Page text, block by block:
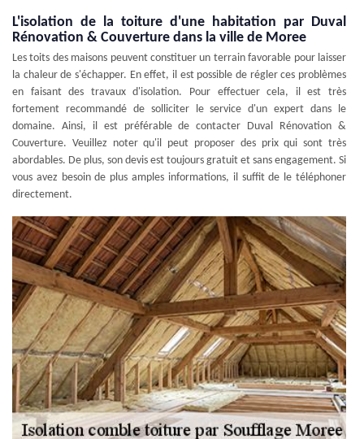
L'isolation de la toiture d'une habitation par Duval
Rénovation & Couverture dans la ville de Moree
Les toits des maisons peuvent constituer un terrain favorable pour laisser
la chaleur de s'échapper. En effet, il est possible de régler ces problèmes
en faisant des travaux d'isolation. Pour effectuer cela, il est très
fortement recommandé de solliciter le service d'un expert dans le
domaine. Ainsi, il est préférable de contacter Duval Rénovation &
Couverture. Veuillez noter qu'il peut proposer des prix qui sont très
abordables. De plus, son devis est toujours gratuit et sans engagement. Si
vous avez besoin de plus amples informations, il suffit de le téléphoner
directement.